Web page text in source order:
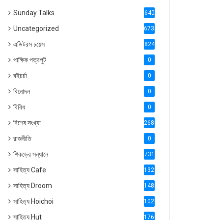
Sunday Talks 640
Uncategorized 6738
এডিটরস চয়েস 824
পাক্ষিক পত্রপুট 0
বইচর্চা 0
বিনোদন 0
বিবিধ 0
বিশেষ সংখ্যা 2686
রাজনীতি 0
শিকড়ের সন্ধানে 731
সাহিত্য Cafe 1321
সাহিত্য Droom 1488
সাহিত্য Hoichoi 1027
সাহিত্য Hut 1769